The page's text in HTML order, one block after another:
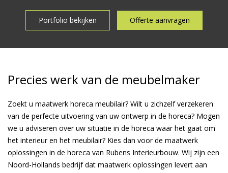
Portfolio bekijken Offerte aanvragen
Precies werk van de meubelmaker
Zoekt u maatwerk horeca meubilair? Wilt u zichzelf verzekeren
van de perfecte uitvoering van uw ontwerp in de horeca? Mogen
we u adviseren over uw situatie in de horeca waar het gaat om
het interieur en het meubilair? Kies dan voor de maatwerk
oplossingen in de horeca van Rubens Interieurbouw. Wij zijn een
Noord-Hollands bedrijf dat maatwerk oplossingen levert aan